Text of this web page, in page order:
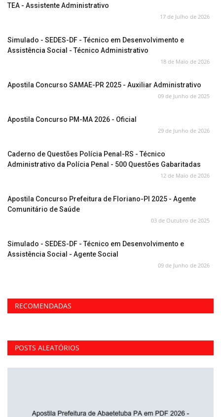
TEA - Assistente Administrativo
17 de Julho de 2026
Simulado - SEDES-DF - Técnico em Desenvolvimento e
Assistência Social - Técnico Administrativo
18 de Maio de 2026
Apostila Concurso SAMAE-PR 2025 - Auxiliar Administrativo
09 de Junho de 2025
Apostila Concurso PM-MA 2026 - Oficial
29 de Junho de 2026
Caderno de Questões Polícia Penal-RS - Técnico
Administrativo da Polícia Penal - 500 Questões Gabaritadas
12 de Maio de 2026
Apostila Concurso Prefeitura de Floriano-PI 2025 - Agente
Comunitário de Saúde
03 de Outubro de 2025
Simulado - SEDES-DF - Técnico em Desenvolvimento e
Assistência Social - Agente Social
09 de Junho de 2026
RECOMENDADAS
POSTS ALEATÓRIOS